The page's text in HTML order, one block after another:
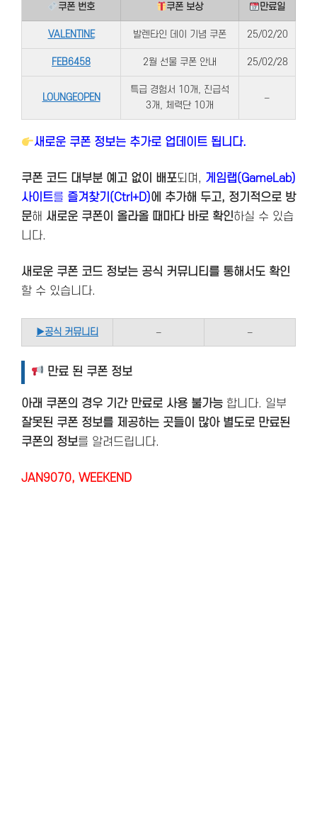
쿠폰 번호 쿠폰 보상 만료일
VALENTINE 발렌타인 데이 기념 쿠폰 25/02/20
FEB6458 2월 선물 쿠폰 안내 25/02/28
LOUNGEOPEN
특급 경험서 10개, 진급석
3개, 체력단 10개
–
새로운 쿠폰 정보는 추가로 업데이트 됩니다.
쿠폰 코드 대부분 예고 없이 배포되며, 게임랩(GameLab)
사이트를 즐겨찾기(Ctrl+D)에 추가해 두고, 정기적으로 방
문해 새로운 쿠폰이 올라올 때마다 바로 확인하실 수 있습
니다.
새로운 쿠폰 코드 정보는 공식 커뮤니티를 통해서도 확인
할 수 있습니다.
▶공식 커뮤니티 – –
만료 된 쿠폰 정보
아래 쿠폰의 경우 기간 만료로 사용 불가능 합니다. 일부
잘못된 쿠폰 정보를 제공하는 곳들이 많아 별도로 만료된
쿠폰의 정보를 알려드립니다.
JAN9070, WEEKEND